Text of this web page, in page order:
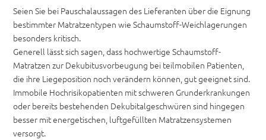
Seien Sie bei Pauschalaussagen des Lieferanten über die Eignung
bestimmter Matratzentypen wie Schaumstoff-Weichlagerungen
besonders kritisch.
Generell lässt sich sagen, dass hochwertige Schaumstoff-
Matratzen zur Dekubitusvorbeugung bei teilmobilen Patienten,
die ihre Liegeposition noch verändern können, gut geeignet sind.
Immobile Hochrisikopatienten mit schweren Grunderkrankungen
oder bereits bestehenden Dekubitalgeschwüren sind hingegen
besser mit energetischen, luftgefüllten Matratzensystemen
versorgt.